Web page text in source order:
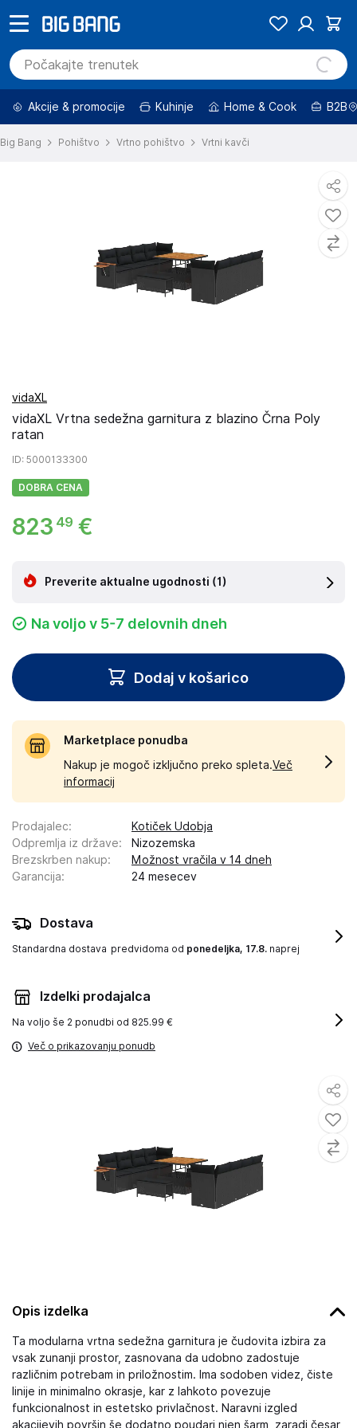
Akcije & promocije Kuhinje Home & Cook B2B
Big Bang Pohištvo Vrtno pohištvo Vrtni kavči
Opis izdelka
Ta modularna vrtna sedežna garnitura je čudovita izbira za
vsak zunanji prostor, zasnovana da udobno zadostuje
različnim potrebam in priložnostim. Ima sodoben videz, čiste
linije in minimalno okrasje, kar z lahkoto povezuje
funkcionalnost in estetsko privlačnost. Naravni izgled
akacijevih površin še dodatno poudari njen šarm, zaradi česar
vidaXL
vidaXL Vrtna sedežna garnitura z blazino Črna Poly
ratan
ID: 5000133300
DOBRA CENA
823 49 €
Preverite aktualne ugodnosti (1)
Na voljo v 5-7 delovnih dneh
Dodaj v košarico
Marketplace ponudba
Nakup je mogoč izključno preko spleta.Več
informacij
Prodajalec:
Kotiček Udobja
Odpremlja iz države:
Nizozemska
Brezskrben nakup:
Možnost vračila v 14 dneh
Garancija: 24 mesecev
Dostava
Standardna dostava predvidoma od ponedeljka, 17.8. naprej
Izdelki prodajalca
Na voljo še 2 ponudbi od 825.99 €
Več o prikazovanju ponudb